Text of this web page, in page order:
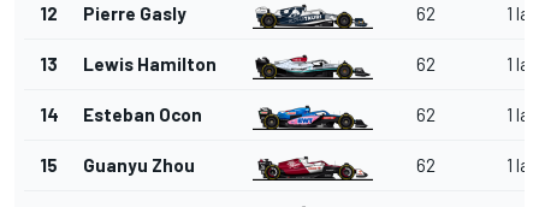
12 Pierre Gasly 62 1 lap
13 Lewis Hamilton 62 1 lap
14 Esteban Ocon 62 1 lap
15 Guanyu Zhou 62 1 lap